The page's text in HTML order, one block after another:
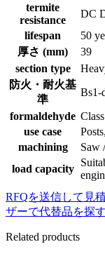
termite
resistance
DC
lifespan
50
厚さ (mm)
39
section type
防火・耐火基
準
Bs1-
formaldehyde
use case
machining
Saw
load capacity
RFQを送信して見
ザーで代替品を探す
Related products